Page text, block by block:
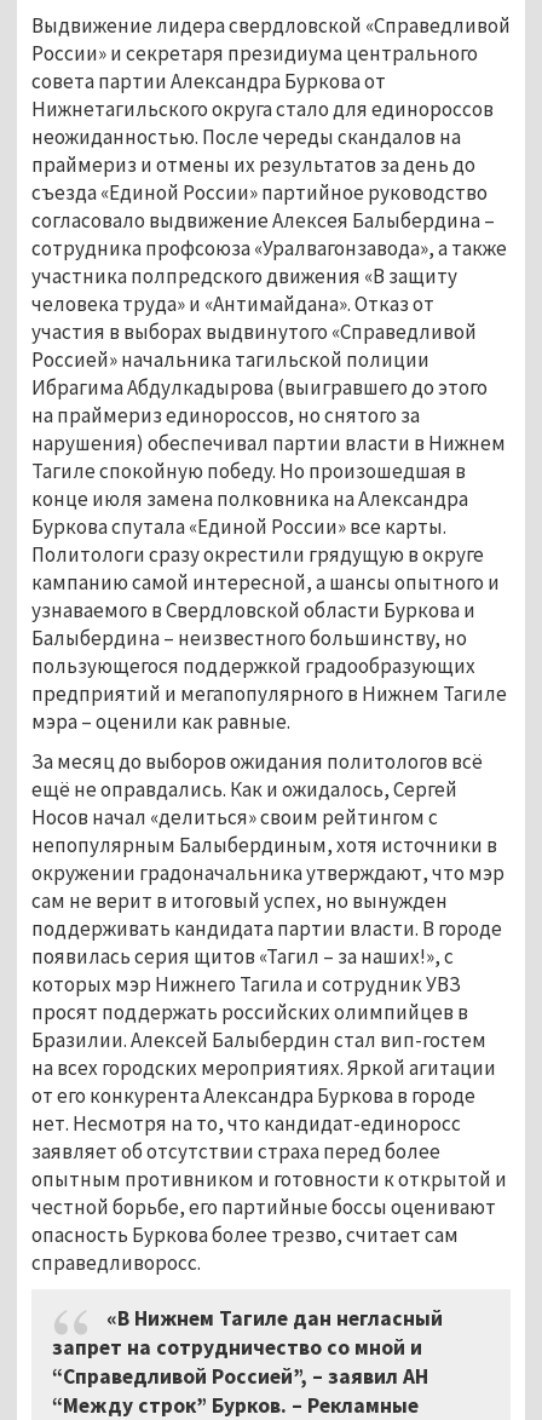
Выдвижение лидера свердловской «Справедливой
России» и секретаря президиума центрального
совета партии Александра Буркова от
Нижнетагильского округа стало для единороссов
неожиданностью. После череды скандалов на
праймериз и отмены их результатов за день до
съезда «Единой России» партийное руководство
согласовало выдвижение Алексея Балыбердина –
сотрудника профсоюза «Уралвагонзавода», а также
участника полпредского движения «В защиту
человека труда» и «Антимайдана». Отказ от
участия в выборах выдвинутого «Справедливой
Россией» начальника тагильской полиции
Ибрагима Абдулкадырова (выигравшего до этого
на праймериз единороссов, но снятого за
нарушения) обеспечивал партии власти в Нижнем
Тагиле спокойную победу. Но произошедшая в
конце июля замена полковника на Александра
Буркова спутала «Единой России» все карты.
Политологи сразу окрестили грядущую в округе
кампанию самой интересной, а шансы опытного и
узнаваемого в Свердловской области Буркова и
Балыбердина – неизвестного большинству, но
пользующегося поддержкой градообразующих
предприятий и мегапопулярного в Нижнем Тагиле
мэра – оценили как равные.
За месяц до выборов ожидания политологов всё
ещё не оправдались. Как и ожидалось, Сергей
Носов начал «делиться» своим рейтингом с
непопулярным Балыбердиным, хотя источники в
окружении градоначальника утверждают, что мэр
сам не верит в итоговый успех, но вынужден
поддерживать кандидата партии власти. В городе
появилась серия щитов «Тагил – за наших!», с
которых мэр Нижнего Тагила и сотрудник УВЗ
просят поддержать российских олимпийцев в
Бразилии. Алексей Балыбердин стал вип-гостем
на всех городских мероприятиях. Яркой агитации
от его конкурента Александра Буркова в городе
нет. Несмотря на то, что кандидат-единоросс
заявляет об отсутствии страха перед более
опытным противником и готовности к открытой и
честной борьбе, его партийные боссы оценивают
опасность Буркова более трезво, считает сам
справедливоросс.
«В Нижнем Тагиле дан негласный
запрет на сотрудничество со мной и
“Справедливой Россией”, – заявил АН
“Между строк” Бурков. – Рекламные